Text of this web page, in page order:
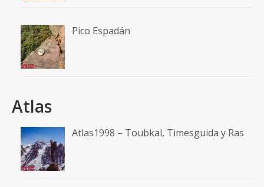
Pico Espadán
Atlas
Atlas1998 – Toubkal, Timesguida y Ras